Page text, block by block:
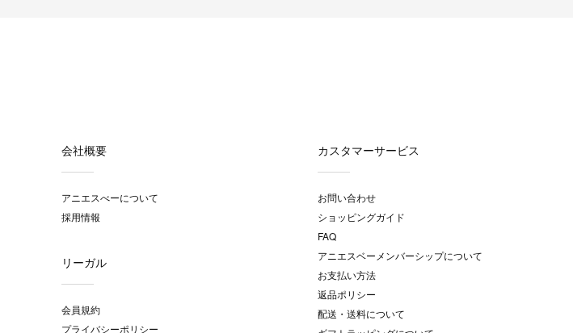
会社概要
アニエスべーについて
採用情報
リーガル
会員規約
プライバシーポリシー
カスタマーサービス
お問い合わせ
ショッピングガイド
FAQ
アニエスベーメンバーシップについて
お支払い方法
返品ポリシー
配送・送料について